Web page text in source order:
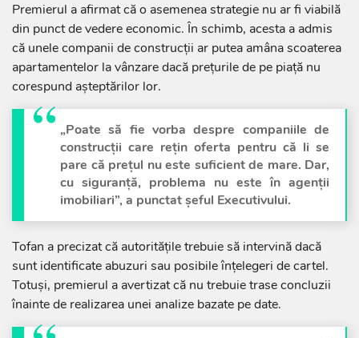
Premierul a afirmat că o asemenea strategie nu ar fi viabilă
din punct de vedere economic. În schimb, acesta a admis
că unele companii de construcții ar putea amâna scoaterea
apartamentelor la vânzare dacă prețurile de pe piață nu
corespund așteptărilor lor.
„Poate să fie vorba despre companiile de
construcții care rețin oferta pentru că li se
pare că prețul nu este suficient de mare. Dar,
cu siguranță, problema nu este în agenții
imobiliari”, a punctat șeful Executivului.
Tofan a precizat că autoritățile trebuie să intervină dacă
sunt identificate abuzuri sau posibile înțelegeri de cartel.
Totuși, premierul a avertizat că nu trebuie trase concluzii
înainte de realizarea unei analize bazate pe date.